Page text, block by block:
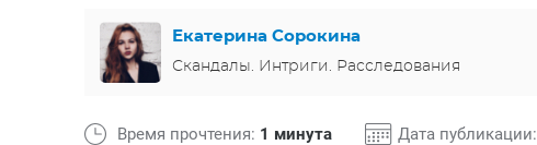
Екатерина Сорокина
Скандалы. Интриги. Расследования
Время прочтения: 1 минута Дата публикации: